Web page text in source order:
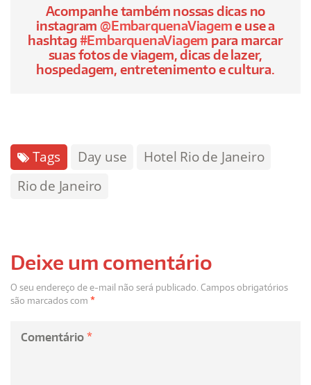
Acompanhe também nossas dicas no
instagram @EmbarquenaViageme use a
hashtag#EmbarquenaViagem para marcar
suas fotos de viagem, dicas de lazer,
hospedagem, entretenimento e cultura.
Tags Day use
Hotel Rio de Janeiro
Rio de Janeiro
Deixe um comentário
O seu endereço de e-mail não será publicado. Campos obrigatórios
são marcados com *
Comentário *